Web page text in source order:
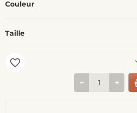
Couleur
Taille
favorite_border